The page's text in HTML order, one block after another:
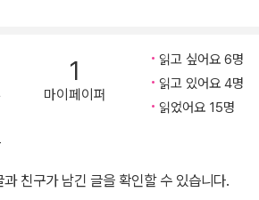
하게 증명했다. 2024년 여름 ‘소시민’ 시리
이어 애니메이션으로 제작 및 방영되었으며,
비스를 통해 감상할 수 있다. 애니메이션
번째 시즌에서는 원작 소설 시리즈의 후반
구리킨톤 사건』과 이번에 출간된 신간 『겨
1
마이페이퍼
읽고 싶어요 6명
읽고 있어요 4명
읽었어요 15명
친구가 남긴 글을 확인할 수 있습니다.